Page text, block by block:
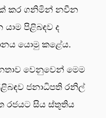
කර ගනිමින් නවීන
පිළිබඳව ද
යොමු කළේය.
වෙනුවෙන් මෙම
ජනාධිපති රනිල්
රජයට සිය ස්තූතිය